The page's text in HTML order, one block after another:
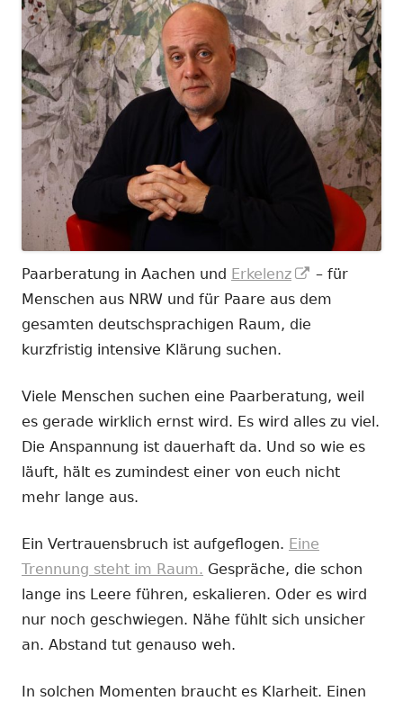
Paarberatung in Aachen und Erkelenz
In
neuem
– für
Menschen aus NRW und für Paare aus dem
gesamten deutschsprachigen Raum, die
kurzfristig intensive Klärung suchen.
Viele Menschen suchen eine Paarberatung, weil
es gerade wirklich ernst wird. Es wird alles zu viel.
Die Anspannung ist dauerhaft da. Und so wie es
läuft, hält es zumindest einer von euch nicht
mehr lange aus.
Ein Vertrauensbruch ist aufgeflogen. Eine
Trennung steht im Raum. Gespräche, die schon
lange ins Leere führen, eskalieren. Oder es wird
nur noch geschwiegen. Nähe fühlt sich unsicher
an. Abstand tut genauso weh.
In solchen Momenten braucht es Klarheit. Einen